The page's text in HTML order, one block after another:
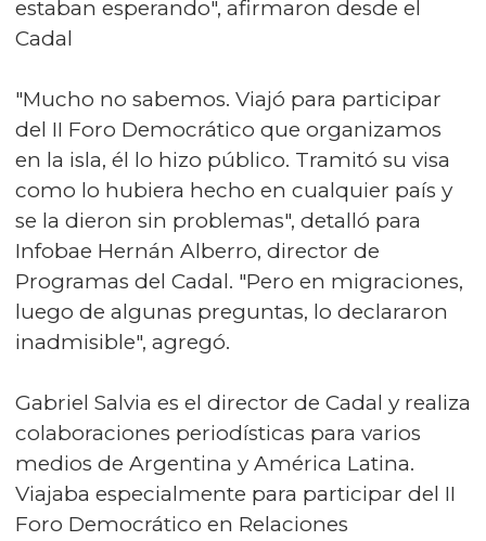
estaban esperando", afirmaron desde el
Cadal
"Mucho no sabemos. Viajó para participar
del II Foro Democrático que organizamos
en la isla, él lo hizo público. Tramitó su visa
como lo hubiera hecho en cualquier país y
se la dieron sin problemas", detalló para
Infobae Hernán Alberro, director de
Programas del Cadal. "Pero en migraciones,
luego de algunas preguntas, lo declararon
inadmisible", agregó.
Gabriel Salvia es el director de Cadal y realiza
colaboraciones periodísticas para varios
medios de Argentina y América Latina.
Viajaba especialmente para participar del II
Foro Democrático en Relaciones